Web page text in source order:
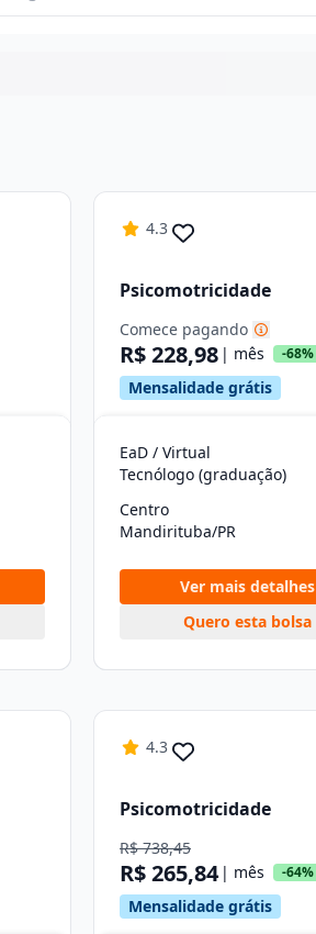
4.3
Psicomotricidade
Comece pagando
R$ 228,98 | mês -68%
Mensalidade grátis
EaD / Virtual
Tecnólogo (graduação)
Centro
Mandirituba/PR
Ver mais detalhes
Quero esta bolsa
4.3
Psicomotricidade
R$ 738,45
R$ 265,84 | mês -64%
Mensalidade grátis